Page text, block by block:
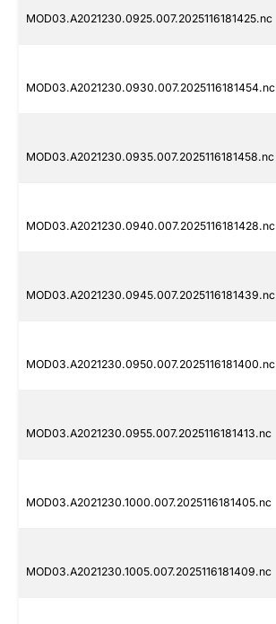
MOD03.A2021230.0925.007.2025116181425.nc
MOD03.A2021230.0930.007.2025116181454.nc
MOD03.A2021230.0935.007.2025116181458.nc
MOD03.A2021230.0940.007.2025116181428.nc
MOD03.A2021230.0945.007.2025116181439.nc
MOD03.A2021230.0950.007.2025116181400.nc
MOD03.A2021230.0955.007.2025116181413.nc
MOD03.A2021230.1000.007.2025116181405.nc
MOD03.A2021230.1005.007.2025116181409.nc